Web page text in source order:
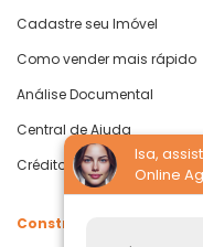
Isa,
Online
Cadastre seu Imóvel
Como vender mais rápido
Análise Documental
Central de Ajuda
Crédito com Garantia de
Construtoras